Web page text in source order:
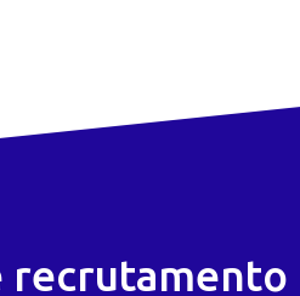
recrutamento